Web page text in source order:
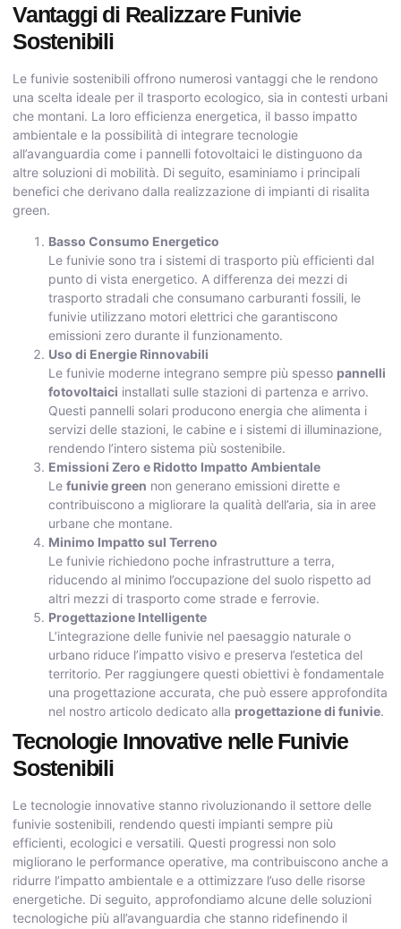
Vantaggi di Realizzare Funivie
Sostenibili
Le funivie sostenibili offrono numerosi vantaggi che le rendono
una scelta ideale per il trasporto ecologico, sia in contesti urbani
che montani. La loro efficienza energetica, il basso impatto
ambientale e la possibilità di integrare tecnologie
all’avanguardia come i pannelli fotovoltaici le distinguono da
altre soluzioni di mobilità. Di seguito, esaminiamo i principali
benefici che derivano dalla realizzazione di impianti di risalita
green.
Basso Consumo Energetico
Le funivie sono tra i sistemi di trasporto più efficienti dal
punto di vista energetico. A differenza dei mezzi di
trasporto stradali che consumano carburanti fossili, le
funivie utilizzano motori elettrici che garantiscono
emissioni zero durante il funzionamento.
Uso di Energie Rinnovabili
Le funivie moderne integrano sempre più spesso pannelli
fotovoltaici installati sulle stazioni di partenza e arrivo.
Questi pannelli solari producono energia che alimenta i
servizi delle stazioni, le cabine e i sistemi di illuminazione,
rendendo l’intero sistema più sostenibile.
Emissioni Zero e Ridotto Impatto Ambientale
Le funivie green non generano emissioni dirette e
contribuiscono a migliorare la qualità dell’aria, sia in aree
urbane che montane.
Minimo Impatto sul Terreno
Le funivie richiedono poche infrastrutture a terra,
riducendo al minimo l’occupazione del suolo rispetto ad
altri mezzi di trasporto come strade e ferrovie.
Progettazione Intelligente
L’integrazione delle funivie nel paesaggio naturale o
urbano riduce l’impatto visivo e preserva l’estetica del
territorio. Per raggiungere questi obiettivi è fondamentale
una progettazione accurata, che può essere approfondita
nel nostro articolo dedicato alla progettazione di funivie.
Tecnologie Innovative nelle Funivie
Sostenibili
Le tecnologie innovative stanno rivoluzionando il settore delle
funivie sostenibili, rendendo questi impianti sempre più
efficienti, ecologici e versatili. Questi progressi non solo
migliorano le performance operative, ma contribuiscono anche a
ridurre l’impatto ambientale e a ottimizzare l’uso delle risorse
energetiche. Di seguito, approfondiamo alcune delle soluzioni
tecnologiche più all’avanguardia che stanno ridefinendo il